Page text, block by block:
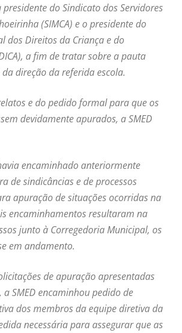
presidente do Sindicato dos Servidores
(SIMCA) e o presidente do
dos Direitos da Criança e do
a fim de tratar sobre a pauta
direção da referida escola.
e do pedido formal para que os
devidamente apurados, a SMED
encaminhado anteriormente
de sindicâncias e de processos
apuração de situações ocorridas na
encaminhamentos resultaram na
junto à Corregedoria Municipal, os
em andamento.
de apuração apresentadas
SMED encaminhou pedido de
dos membros da equipe diretiva da
necessária para assegurar que as